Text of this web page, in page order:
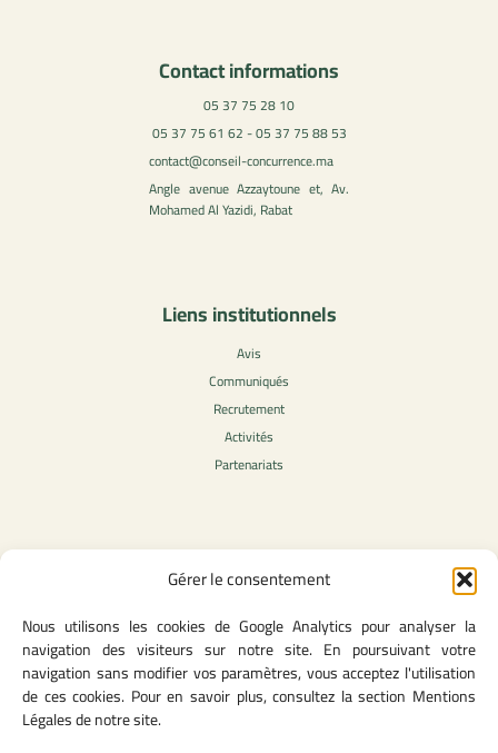
Gérer le consentement
Nous utilisons les cookies de Google Analytics pour analyser la
navigation des visiteurs sur notre site. En poursuivant votre
navigation sans modifier vos paramètres, vous acceptez l'utilisation
de ces cookies. Pour en savoir plus, consultez la section Mentions
Légales de notre site.
Contact informations
05 37 75 28 10
05 37 75 61 62 - 05 37 75 88 53
contact@conseil-concurrence.ma
Angle avenue Azzaytoune et, Av.
Mohamed Al Yazidi, Rabat
Liens institutionnels
Avis
Communiqués
Recrutement
Activités
Partenariats
Contenu légale
CGU
Mentions légales
Politique des cookies